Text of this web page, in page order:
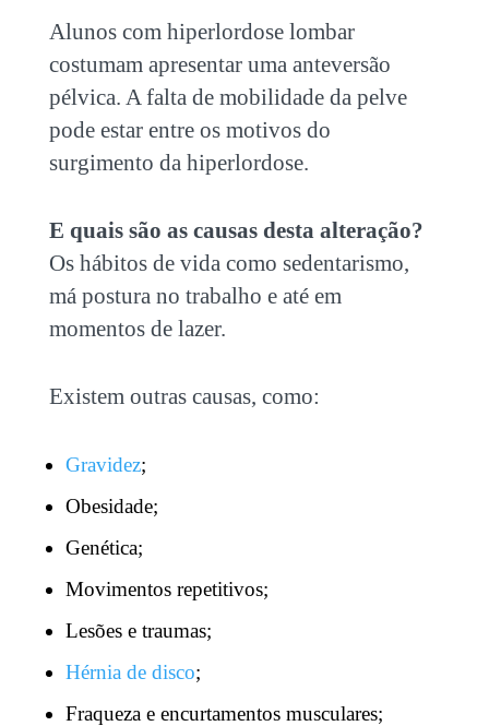
Alunos com hiperlordose lombar
costumam apresentar uma anteversão
pélvica. A falta de mobilidade da pelve
pode estar entre os motivos do
surgimento da hiperlordose.
E quais são as causas desta alteração?
Os hábitos de vida como sedentarismo,
má postura no trabalho e até em
momentos de lazer.
Existem outras causas, como:
Gravidez;
Obesidade;
Genética;
Movimentos repetitivos;
Lesões e traumas;
Hérnia de disco;
Fraqueza e encurtamentos musculares;